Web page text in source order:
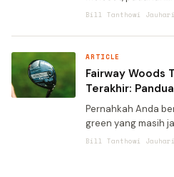
benar? Atau
sudah memukul s
Bill Tanthowi
ARTICLE
Fairway Woods
Terakhir:
Pernahkah Anda
green yang masih
berharra bisa
Bill Tanthowi